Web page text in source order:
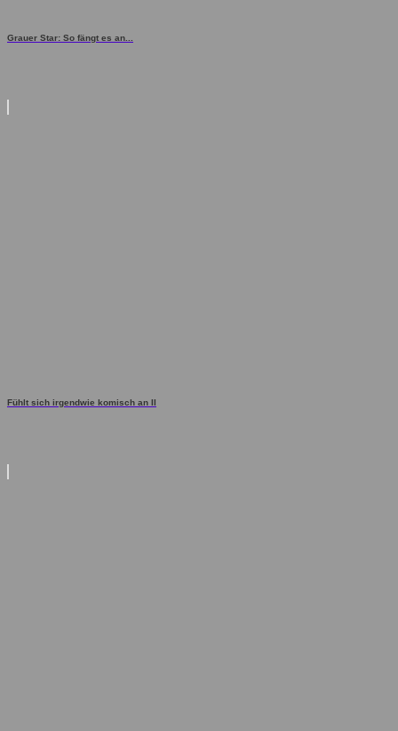
Grauer Star: So fängt es an...
Fühlt sich irgendwie komisch an II